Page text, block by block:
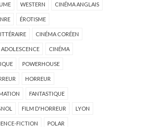
WESTERN CINÉMA ANGLAIS
ÉROTISME
CINÉMA CORÉEN
ADOLESCENCE CINÉMA
POWERHOUSE
HORREUR
FANTASTIQUE
FILM D'HORREUR LYON
FICTION POLAR